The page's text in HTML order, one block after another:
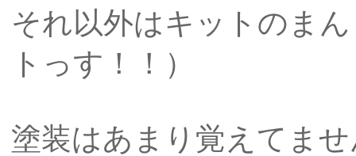
それ以外はキットのま
トっす！！）
塗装はあまり覚えてま